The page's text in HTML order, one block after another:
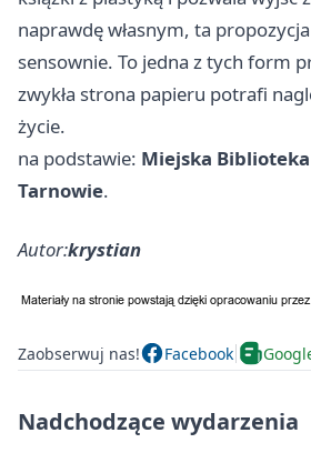
naprawdę własnym, ta
sensownie. To jedna z tych form
zwykła strona papieru potrafi
życie.
na podstawie: Miejska
Tarnowie.
Autor:krystian
Zaobserwuj nas! Facebook
Nadchodzące wydarzenia